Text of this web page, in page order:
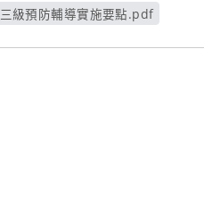
級預防輔導實施要點.pdf